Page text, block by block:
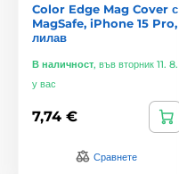
Color Edge Mag Cover с
MagSafe, iPhone 15 Pro,
лилав
В наличност, във вторник 11. 8.
у вас
7,74 €
Сравнете